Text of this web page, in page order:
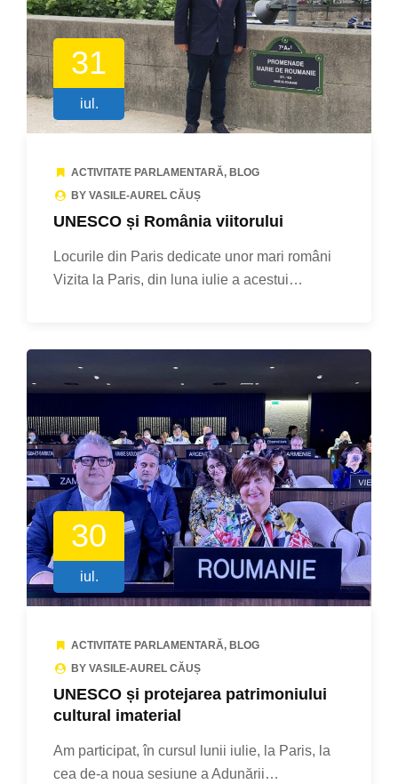
31
iul.
ACTIVITATE PARLAMENTARĂ, BLOG
BY VASILE-AUREL CĂUȘ
UNESCO și România viitorului
Locurile din Paris dedicate unor mari români
Vizita la Paris, din luna iulie a acestui…
30
iul.
ACTIVITATE PARLAMENTARĂ, BLOG
BY VASILE-AUREL CĂUȘ
UNESCO și protejarea patrimoniului
cultural imaterial
Am participat, în cursul lunii iulie, la Paris, la
cea de-a noua sesiune a Adunării…